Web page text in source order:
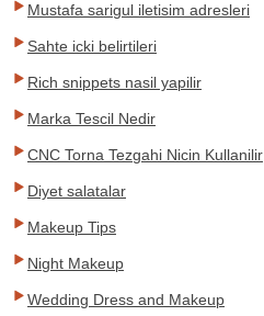
Mustafa sarigul iletisim adresleri
Sahte icki belirtileri
Rich snippets nasil yapilir
Marka Tescil Nedir
CNC Torna Tezgahi Nicin Kullanilir
Diyet salatalar
Makeup Tips
Night Makeup
Wedding Dress and Makeup